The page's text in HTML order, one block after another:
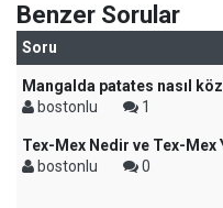
Benzer Sorular
Soru
Mangalda patates nasıl
bostonlu
1
Tex-Mex Nedir ve Tex-
bostonlu
0